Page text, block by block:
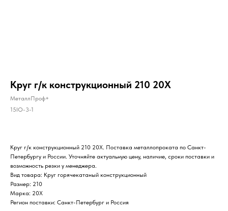
Круг г/к конструкционный 210 20Х
МеталлПроф+
15IO-3-1
Круг г/к конструкционный 210 20Х. Поставка металлопроката по Санкт-
Петербургу и России. Уточняйте актуальную цену, наличие, сроки поставки и
возможность резки у менеджера.
Вид товара: Круг горячекатаный конструкционный
Размер: 210
Марка: 20Х
Регион поставки: Санкт-Петербург и Россия